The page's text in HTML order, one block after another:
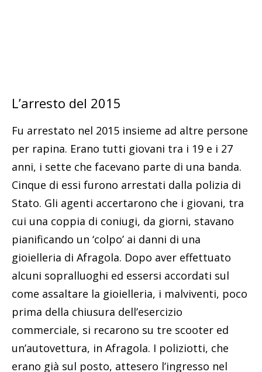
L’arresto del 2015
Fu arrestato nel 2015 insieme ad altre persone
per rapina. Erano tutti giovani tra i 19 e i 27
anni, i sette che facevano parte di una banda.
Cinque di essi furono arrestati dalla polizia di
Stato. Gli agenti accertarono che i giovani, tra
cui una coppia di coniugi, da giorni, stavano
pianificando un ‘colpo’ ai danni di una
gioielleria di Afragola. Dopo aver effettuato
alcuni sopralluoghi ed essersi accordati sul
come assaltare la gioielleria, i malviventi, poco
prima della chiusura dell’esercizio
commerciale, si recarono su tre scooter ed
un’autovettura, in Afragola. I poliziotti, che
erano già sul posto, attesero l’ingresso nel